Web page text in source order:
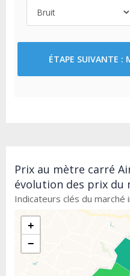
ÉTAPE SUIVANTE :
Prix au mètre carré
évolution des prix du
Indicateurs clés du marché
+
−